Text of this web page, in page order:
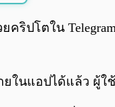
คริปโตใน
ยในแอปได้แล้ว ผู้ใ